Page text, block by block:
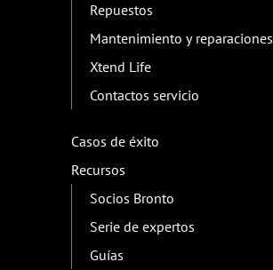
Repuestos
Mantenimiento y reparaciones
Xtend Life
Contactos servicio
Casos de éxito
Recursos
Socios Bronto
Serie de expertos
Guías